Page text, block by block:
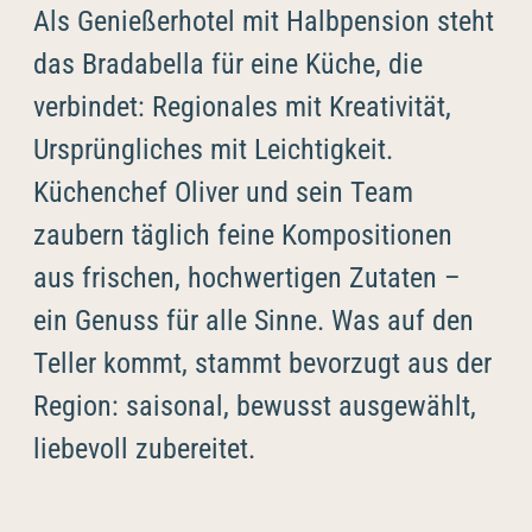
----
Als Genießerhotel mit Halbpension steht
das Bradabella für eine Küche, die
verbindet: Regionales mit Kreativität,
Ursprüngliches mit Leichtigkeit.
Küchenchef Oliver und sein Team
zaubern täglich feine Kompositionen
aus frischen, hochwertigen Zutaten –
ein Genuss für alle Sinne. Was auf den
Teller kommt, stammt bevorzugt aus der
Region: saisonal, bewusst ausgewählt,
liebevoll zubereitet.